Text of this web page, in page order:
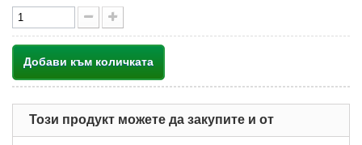
Добави към количката
Този продукт можете да закупите и от